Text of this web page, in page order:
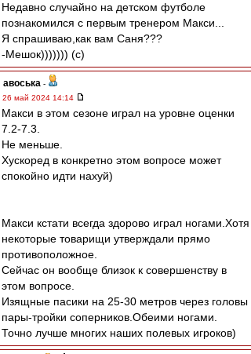
Недавно случайно на детском футболе
познакомился с первым тренером Макси...
Я спрашиваю,как вам Саня???
-Мешок))))))) (с)
авоська -
26 май 2024 14:14
Макси в этом сезоне играл на уровне оценки
7.2-7.3.
Не меньше.
Хускоред в конкретно этом вопросе может
спокойно идти нахуй)
Макси кстати всегда здорово играл ногами.Хотя
некоторые товарищи утверждали прямо
противоположное.
Сейчас он вообще близок к совершенству в
этом вопросе.
Изящные пасики на 25-30 метров через головы
пары-тройки соперников.Обеими ногами.
Точно лучше многих наших полевых игроков)